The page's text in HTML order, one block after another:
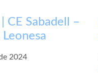
| CE Sabadell –
2024